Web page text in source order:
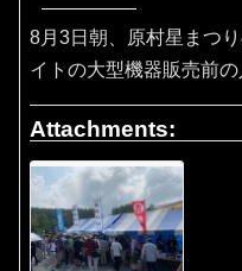
8月3日朝、原村星まつ
イトの大型機器販売前
Attachments: